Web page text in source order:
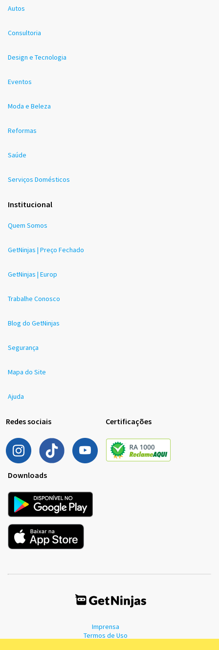
Autos
Consultoria
Design e Tecnologia
Eventos
Moda e Beleza
Reformas
Saúde
Serviços Domésticos
Institucional
Quem Somos
GetNinjas | Preço Fechado
GetNinjas | Europ
Trabalhe Conosco
Blog do GetNinjas
Segurança
Mapa do Site
Ajuda
Redes sociais Certificações
Downloads
Imprensa
Termos de Uso